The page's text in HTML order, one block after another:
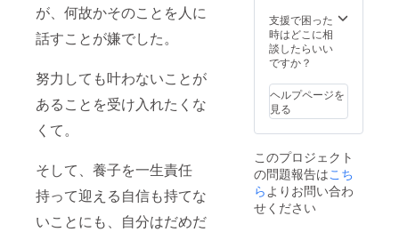
が、何故かそのことを人に
話すことが嫌でした。
努力しても叶わないことが
あることを受け入れたくな
くて。
そして、養子を一生責任
持って迎える自信も持てな
いことにも、自分はだめだ
支援で困った
時はどこに相
談したらいい
ですか？
ヘルプページを
見る
このプロジェクト
の問題報告はこち
ら よりお問い合わ
せください